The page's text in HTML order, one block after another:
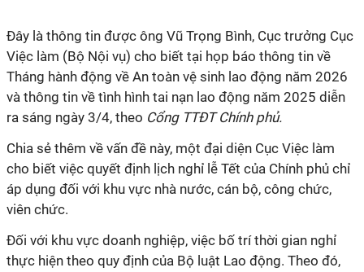
Đây là thông tin được ông Vũ Trọng Bình, Cục trưởng Cục
Việc làm (Bộ Nội vụ) cho biết tại họp báo thông tin về
Tháng hành động về An toàn vệ sinh lao động năm 2026
và thông tin về tình hình tai nạn lao động năm 2025 diễn
ra sáng ngày 3/4, theo Cổng TTĐT Chính phủ.
Chia sẻ thêm về vấn đề này, một đại diện Cục Việc làm
cho biết việc quyết định lịch nghỉ lễ Tết của Chính phủ chỉ
áp dụng đối với khu vực nhà nước, cán bộ, công chức,
viên chức.
Đối với khu vực doanh nghiệp, việc bố trí thời gian nghỉ
thực hiện theo quy định của Bộ luật Lao động. Theo đó,